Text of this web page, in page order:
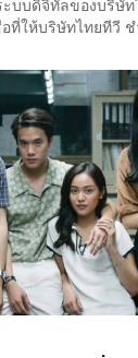
บบดิจิทัลของบริษั
ที่ให้บริษัทไทยทีวี